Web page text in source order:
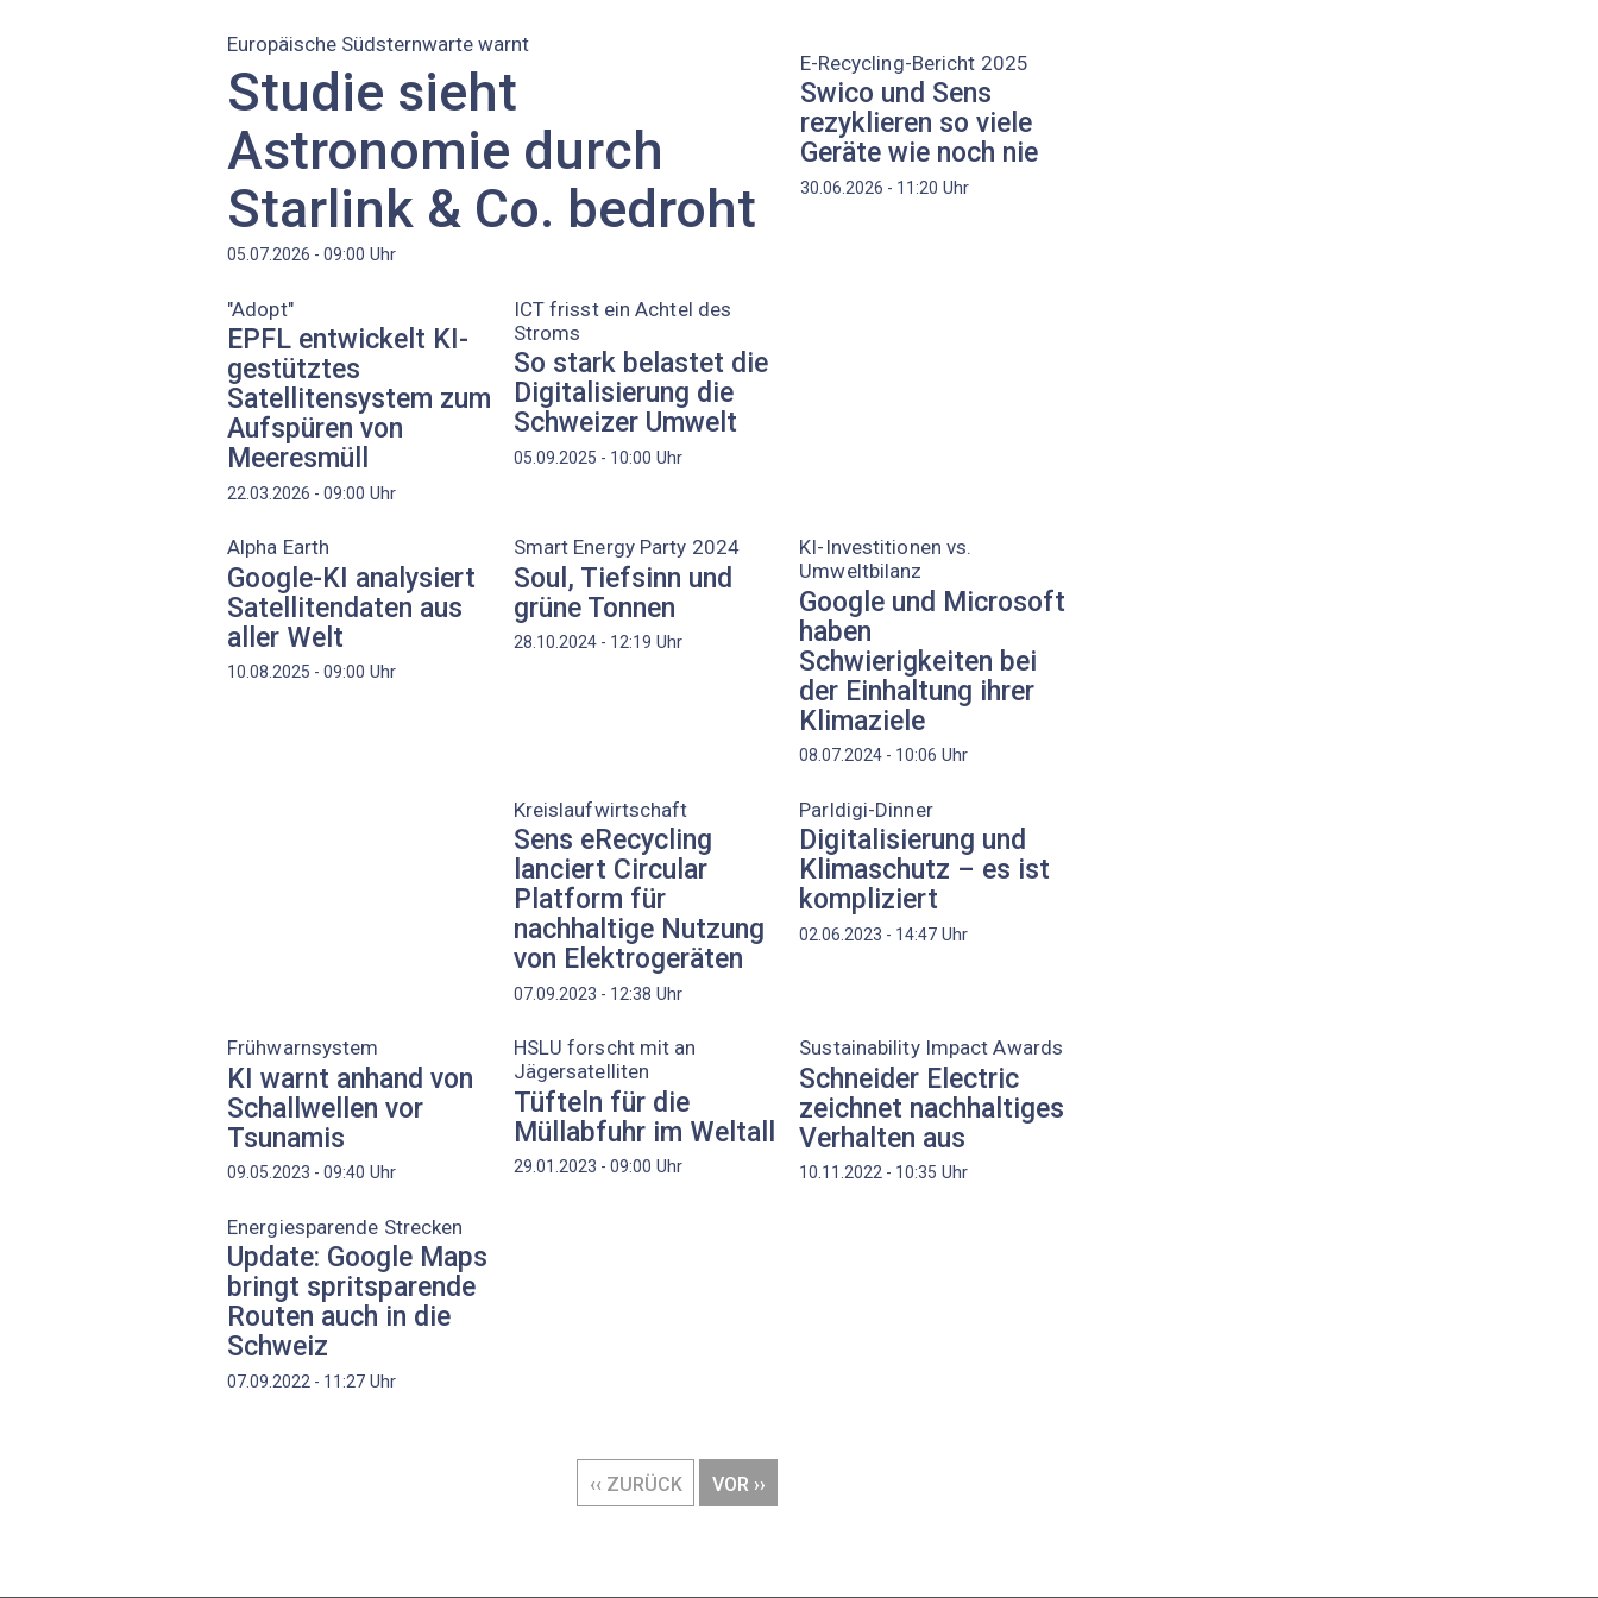
Europäische Südsternwarte warnt
Studie sieht
Astronomie durch
Starlink & Co. bedroht
05.07.2026 - 09:00 Uhr
E-Recycling-Bericht 2025
Swico und Sens
rezyklieren so viele
Geräte wie noch nie
30.06.2026 - 11:20 Uhr
"Adopt"
EPFL entwickelt KI-
gestütztes
Satellitensystem zum
Aufspüren von
Meeresmüll
22.03.2026 - 09:00 Uhr
ICT frisst ein Achtel des
Stroms
So stark belastet die
Digitalisierung die
Schweizer Umwelt
05.09.2025 - 10:00 Uhr
Alpha Earth
Google-KI analysiert
Satellitendaten aus
aller Welt
10.08.2025 - 09:00 Uhr
Smart Energy Party 2024
Soul, Tiefsinn und
grüne Tonnen
28.10.2024 - 12:19 Uhr
KI-Investitionen vs.
Umweltbilanz
Google und Microsoft
haben
Schwierigkeiten bei
der Einhaltung ihrer
Klimaziele
08.07.2024 - 10:06 Uhr
Kreislaufwirtschaft
Sens eRecycling
lanciert Circular
Platform für
nachhaltige Nutzung
von Elektrogeräten
07.09.2023 - 12:38 Uhr
Parldigi-Dinner
Digitalisierung und
Klimaschutz – es ist
kompliziert
02.06.2023 - 14:47 Uhr
Frühwarnsystem
KI warnt anhand von
Schallwellen vor
Tsunamis
09.05.2023 - 09:40 Uhr
HSLU forscht mit an
Jägersatelliten
Tüfteln für die
Müllabfuhr im Weltall
29.01.2023 - 09:00 Uhr
Sustainability Impact Awards
Schneider Electric
zeichnet nachhaltiges
Verhalten aus
10.11.2022 - 10:35 Uhr
Energiesparende Strecken
Update: Google Maps
bringt spritsparende
Routen auch in die
Schweiz
07.09.2022 - 11:27 Uhr
VORHERIGE
SEITE
‹‹ ZURÜCK
NÄCHSTE
SEITE
VOR ››